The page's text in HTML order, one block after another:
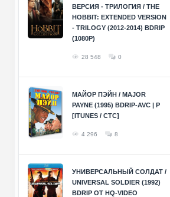
ВЕРСИЯ - ТРИЛОГИЯ / THE
HOBBIT: EXTENDED VERSION
- TRILOGY (2012-2014) BDRIP
(1080P)
28 548 0
МАЙОР ПЭЙН / MAJOR
PAYNE (1995) BDRIP-AVC | P
[ITUNES / СТС]
4 296 8
УНИВЕРСАЛЬНЫЙ СОЛДАТ /
UNIVERSAL SOLDIER (1992)
BDRIP ОТ HQ-VIDEO